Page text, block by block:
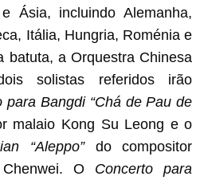
Ásia, incluindo Alemanha,
Itália, Hungria, Roménia e
batuta, a Orquestra Chinesa
solistas referidos irão
para Bangdi “Chá de Pau de
malaio Kong Su Leong e o
“Aleppo”do compositor
Chenwei. O Concerto para